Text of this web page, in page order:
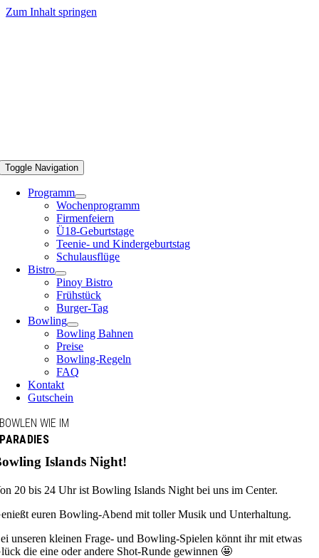
Zum Inhalt springen
Toggle Navigation
Programm
Wochenprogramm
Firmenfeiern
Ü18-Geburtstage
Teenie- und Kindergeburtstag
Schulausflüge
Bistro
Pinoy Bistro
Frühstück
Burger-Tag
Bowling
Bowling Bahnen
Preise
Bowling-Regeln
FAQ
Kontakt
Gutschein
BOWLEN WIE IM
PARADIES
Islands Night!
20 bis 24 Uhr ist Bowling Islands Night bei uns im Center.
euren Bowling-Abend mit toller Musik und Unterhaltung.
unseren kleinen Frage- und Bowling-Spielen könnt ihr mit etwas
die eine oder andere Shot-Runde gewinnen 🤩